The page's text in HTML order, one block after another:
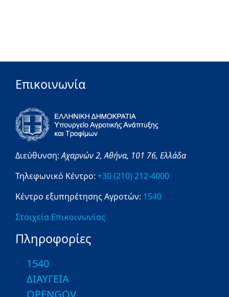
Επικοινωνία
Διεύθυνση:Αχαρνών 2,Αθήνα, 101 76, Ελλάδα
Τηλεφωνικό Κέντρο: +30 (210) 212-4000
Κέντρο εξυπηρέτησης Αγροτών: 1540
Στοιχεία Επικοινωνίας
Πληροφορίες
1540
ΔΙΑΥΓΕΙΑ
OPENGOV